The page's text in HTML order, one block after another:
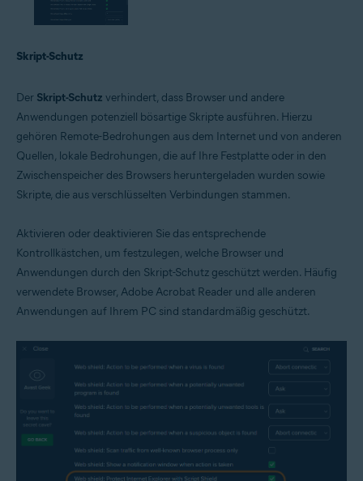
Skript-Schutz
Der Skript-Schutz verhindert, dass Browser und andere
Anwendungen potenziell bösartige Skripte ausführen. Hierzu
gehören Remote-Bedrohungen aus dem Internet und von anderen
Quellen, lokale Bedrohungen, die auf Ihre Festplatte oder in den
Zwischenspeicher des Browsers heruntergeladen wurden sowie
Skripte, die aus verschlüsselten Verbindungen stammen.
Aktivieren oder deaktivieren Sie das entsprechende
Kontrollkästchen, um festzulegen, welche Browser und
Anwendungen durch den Skript-Schutz geschützt werden. Häufig
verwendete Browser, Adobe Acrobat Reader und alle anderen
Anwendungen auf Ihrem PC sind standardmäßig geschützt.